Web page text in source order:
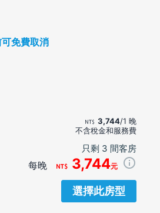
免費取消
3,744/1 晚
不含稅金和服務費
只剩 3 間客房
每晚 3,744元
選擇此房型